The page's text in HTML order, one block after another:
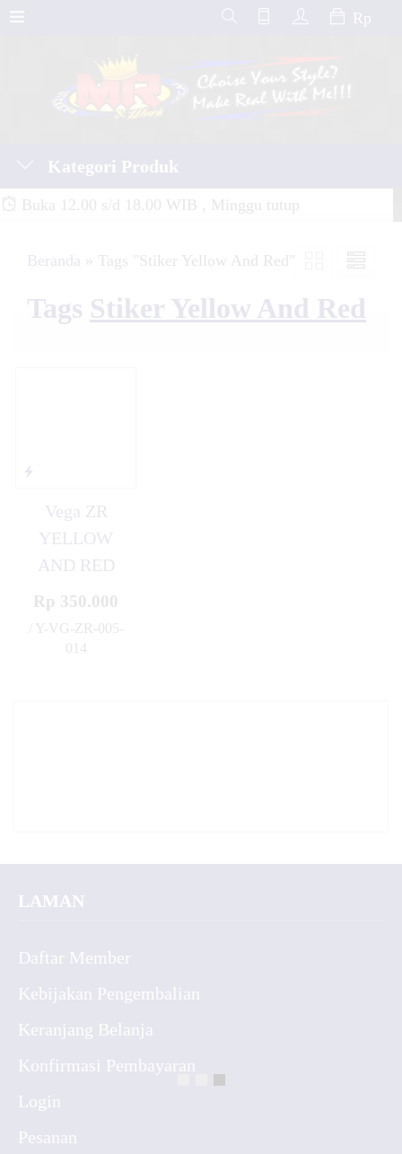
Rp
Kategori Produk
Buka 12.00 s/d 18.00 WIB , Minggu tutup
Beranda » Tags "Stiker Yellow And Red"
Tags Stiker Yellow And Red
Vega ZR
YELLOW
AND RED
Rp 350.000
/ Y-VG-ZR-005-
014
LAMAN
Daftar Member
Kebijakan Pengembalian
Keranjang Belanja
Konfirmasi Pembayaran
Login
Pesanan